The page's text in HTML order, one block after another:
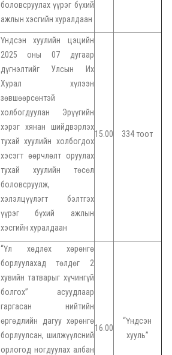
боловсруулах үүрэг бүхий
ажлын хэсгийн хуралдаан
Үндсэн хуулийн цэцийн
2025 оны 07 дугаар
дүгнэлтийг Улсын Их
Хурал хүлээн
зөвшөөрсөнтэй
холбогдуулан Эрүүгийн
хэрэг хянан шийдвэрлэх
тухай хуулийн холбогдох
хэсэгт өөрчлөлт оруулах
тухай хуулийн төсөл
боловсруулж,
хэлэлцүүлэгт бэлтгэх
үүрэг бүхий ажлын
хэсгийн хуралдаан
15.00 334 тоот
“Үл хөдлөх хөрөнгө
борлуулахад төлдөг 2
хувийн татварыг хүчингүй
болгох” асуудлаар
гаргасан нийтийн
өргөдлийн дагуу хөрөнгө
борлуулсан, шилжүүлсний
орлогод ногдуулах албан
16.00
“Үндсэн
хууль”